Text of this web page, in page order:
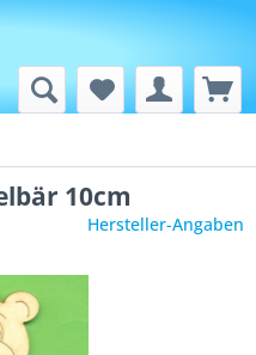
10cm
Hersteller-Angaben